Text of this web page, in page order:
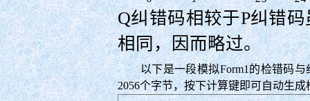
Q纠错码相较于P纠错
相同，因而略过。
以下是一段模拟Form1的检错码与
2056个字节，按下计算键即可自动生